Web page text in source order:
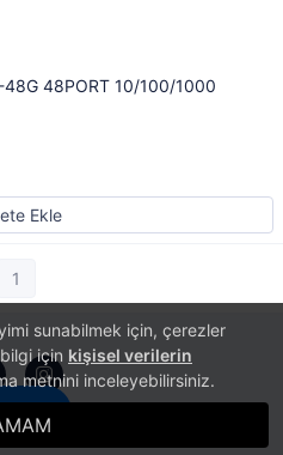
sunabilmek için, çerezler
için kişisel verilerin
metnini inceleyebilirsiniz.
48G 48PORT 10/100/1000
Ekle
1
Sistemi